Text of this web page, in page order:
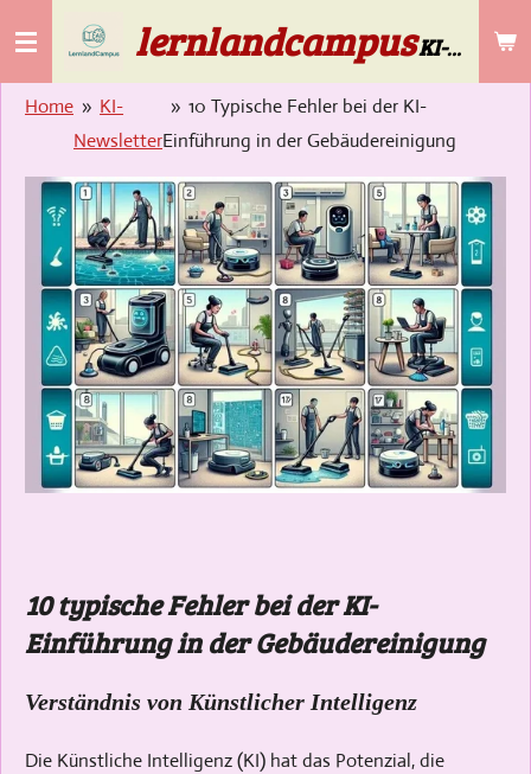
Zum
Hauptinhalt
springen
lernlandcampusKI-Lösungen für die Gebäudereinigung & Selbstständige ab 50
Home » KI-
Newsletter
» 10 Typische Fehler bei der KI-
Einführung in der Gebäudereinigung
10 typische Fehler bei der KI-
Einführung in der Gebäudereinigung
Verständnis von Künstlicher Intelligenz
Die Künstliche Intelligenz (KI) hat das Potenzial, die